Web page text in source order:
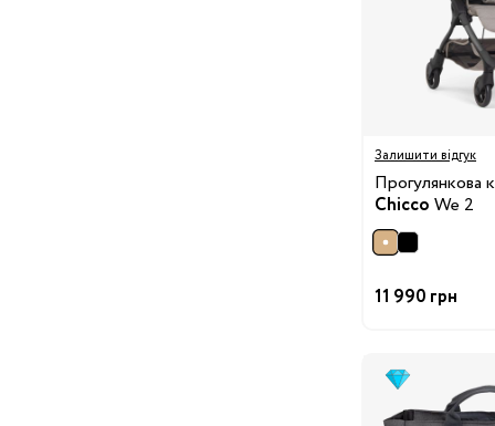
27/28
32/33
Одяг для вагітних
Білизна допологова
Косметика для мам
Набори в пологовий
Залишити відгук
Прогулянкова
Chicco We 2
11 990 грн